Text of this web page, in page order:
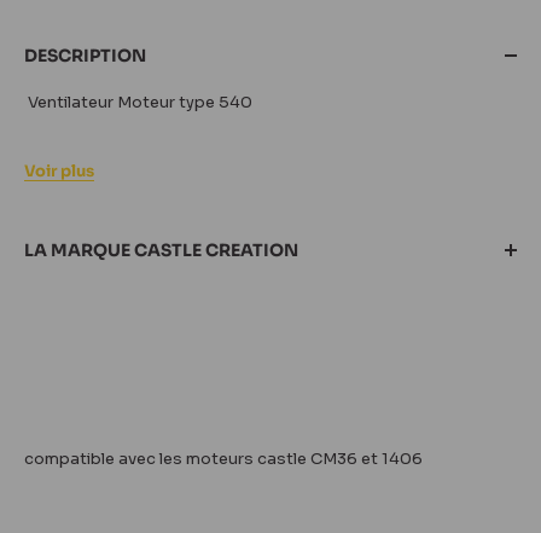
DESCRIPTION
Ventilateur Moteur type 540
Voir plus
LA MARQUE CASTLE CREATION
compatible avec les moteurs castle CM36 et 1406